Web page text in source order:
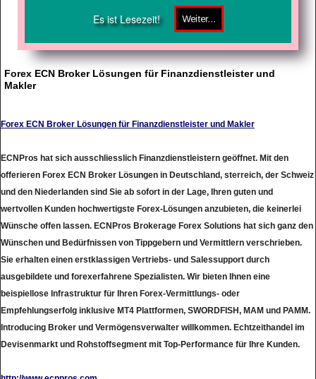
Es ist Lesezeit!
Forex ECN Broker Lösungen für Finanzdienstleister und
Makler
Forex ECN Broker Lösungen für Finanzdienstleister und Makler
ECNPros hat sich ausschliesslich Finanzdienstleistern geöffnet. Mit den
offerieren Forex ECN Broker Lösungen in Deutschland, sterreich, der Schweiz
und den Niederlanden sind Sie ab sofort in der Lage, Ihren guten und
wertvollen Kunden hochwertigste Forex-Lösungen anzubieten, die keinerlei
Wünsche offen lassen. ECNPros Brokerage Forex Solutions hat sich ganz den
Wünschen und Bedürfnissen von Tippgebern und Vermittlern verschrieben.
Sie erhalten einen erstklassigen Vertriebs- und Salessupport durch
ausgebildete und forexerfahrene Spezialisten. Wir bieten Ihnen eine
beispiellose Infrastruktur für Ihren Forex-Vermittlungs- oder
Empfehlungserfolg inklusive MT4 Plattformen, SWORDFISH, MAM und PAMM.
Introducing Broker und Vermögensverwalter willkommen. Echtzeithandel im
Devisenmarkt und Rohstoffsegment mit Top-Performance für Ihre Kunden.